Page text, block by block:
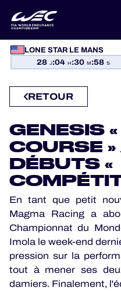
LONE STAR LE MANS
28 J:04 H:30 M:57 S
À PROPOS DU FIA WEC
ACTUALITÉS
CALENDRIER
CLASSEMENTS
RÉSULTATS
LA GRILLE
OÙ REGARDER
PROGRAMMES OFFICIELS
RETOUR
GENESIS
COURSE
DÉBUTS «
En tant que petit
Magma Racing a
Championnat du
Imola le week-end
pression sur la
tout à mener ses
damiers. Finalement,